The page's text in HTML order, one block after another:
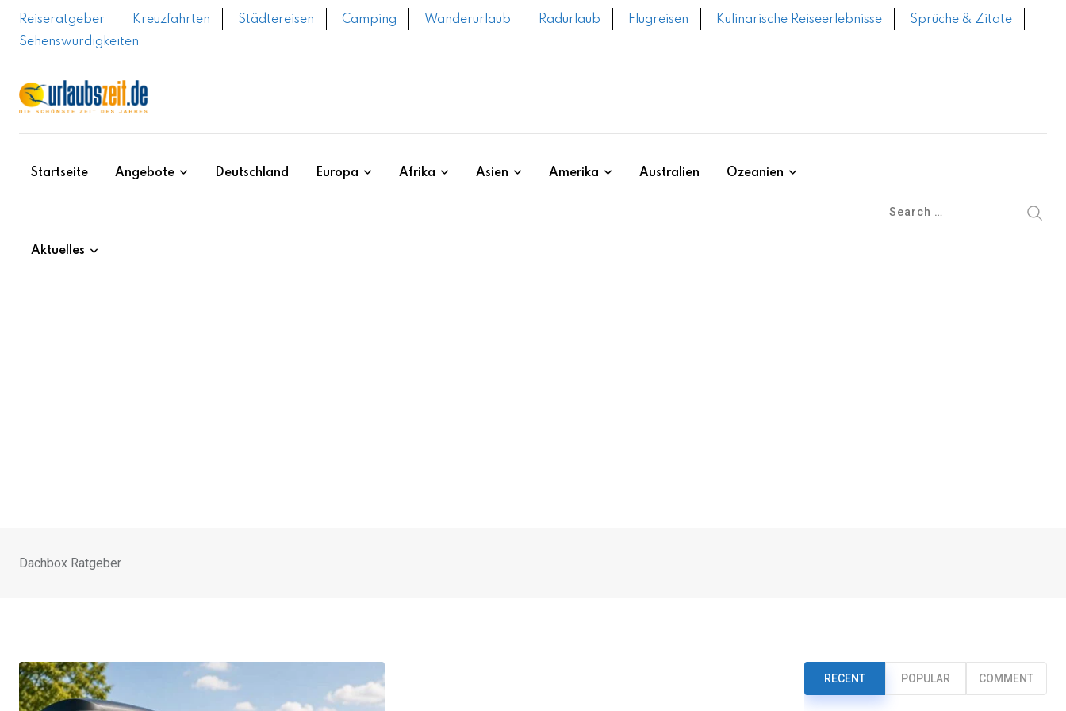
Skip
Reiseratgeber Kreuzfahrten Städtereisen Camping Wanderurlaub Radurlaub Flugreisen Kulinarische Reiseerlebnisse
Sprüche & Zitate
Sehenswürdigkeiten
Startseite Angebote Deutschland Europa Afrika Asien Amerika Australien Ozeanien
Aktuelles
Dachbox Ratgeber
RECENT POPULAR COMMENT